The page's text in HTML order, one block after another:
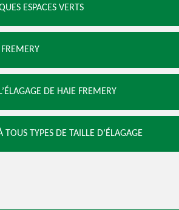
ESPACES VERTS
DE HAIE FREMERY
TOUS TYPES DE TAILLE D’ÉLAGAGE